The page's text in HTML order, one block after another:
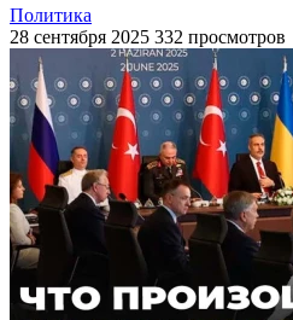
Политика
28 сентября 2025 332 просмотров